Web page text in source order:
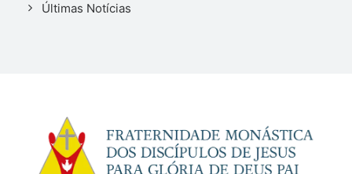
Últimas Notícias